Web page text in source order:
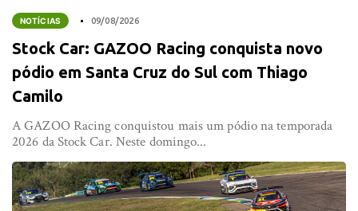
NOTÍCIAS 09/08/2026
Stock Car: GAZOO Racing conquista novo
pódio em Santa Cruz do Sul com Thiago
Camilo
A GAZOO Racing conquistou mais um pódio na temporada
2026 da Stock Car. Neste domingo...